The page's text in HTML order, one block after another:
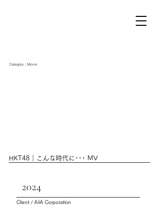
Category：Movie
HKT48｜こんな時代に･･･ MV
2024
Client / AiiA Corporation